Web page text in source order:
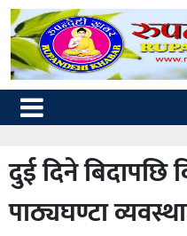
दुई दिने बिदापछि
पाठ्यघण्टा